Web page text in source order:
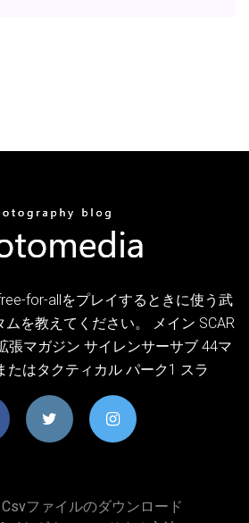
for-allをプレイするときに使う武
を教えてください。 メイン SCAR
張マガジン サイレンサーサブ 44マ
たはタクティカル パーク1 スラ
ファイルのダウンロード